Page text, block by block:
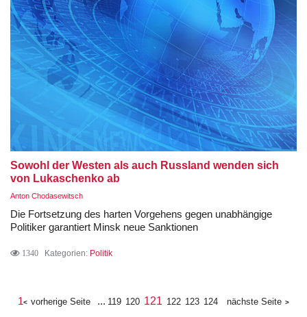
Sowohl der Westen als auch Russland wenden sich
von Lukaschenko ab
Anton Chodasewitsch
Die Fortsetzung des harten Vorgehens gegen unabhängige
Politiker garantiert Minsk neue Sanktionen
1340 Kategorien: Politik
1 vorherige Seite ... 119 120 121 122 123 124 nächste Seite